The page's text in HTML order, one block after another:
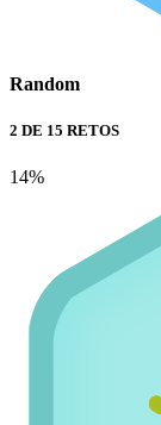
Random
2 DE 15 RETOS
14%